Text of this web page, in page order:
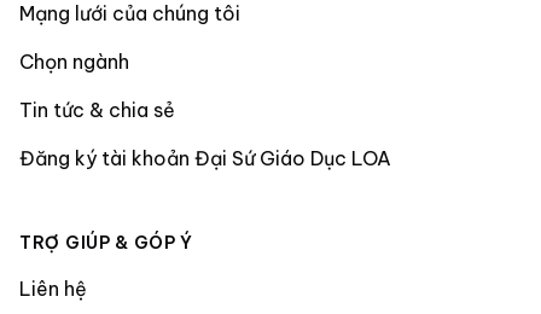
Mạng lưới của chúng tôi
Chọn ngành
Tin tức & chia sẻ
Đăng ký tài khoản Đại Sứ Giáo Dục LOA
TRỢ GIÚP & GÓP Ý
Liên hệ